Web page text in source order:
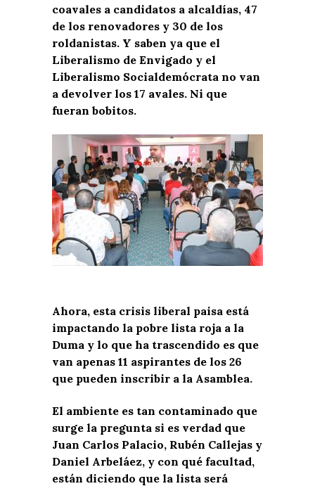
coavales a candidatos a alcaldías, 47
de los renovadores y 30 de los
roldanistas. Y saben ya que el
Liberalismo de Envigado y el
Liberalismo Socialdemócrata no van
a devolver los 17 avales. Ni que
fueran bobitos.
Ahora, esta crisis liberal paisa está
impactando la pobre lista roja a la
Duma y lo que ha trascendido es que
van apenas 11 aspirantes de los 26
que pueden inscribir a la Asamblea.
El ambiente es tan contaminado que
surge la pregunta si es verdad que
Juan Carlos Palacio, Rubén Callejas y
Daniel Arbeláez, y con qué facultad,
están diciendo que la lista será